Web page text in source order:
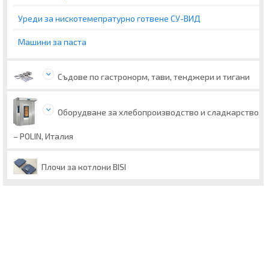
Уреди за нискотемепратурно готвене СУ-ВИД
Машини за паста
Съдове по гастронорм, тави, тенджери и тигани
Оборудване за хлебопроизводство и сладкарство
– POLIN, Италия
Плочи за котлони BISI